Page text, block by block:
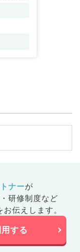
科、内
ナーが
研修制度など
伝えします。
する